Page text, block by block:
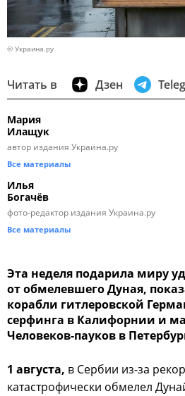
© Украина.ру
Читать в Дзен
Мария
Илащук
автор издания Украина.ру
Все материалы
Илья
Богачёв
фото-редактор издания Украина.ру
Все материалы
Эта неделя подарила миру
от обмелевшего Дуная,
корабли гитлеровской
серфинга в Калифорнии и
Человеков-пауков в
1 августа, в Сербии из-за
катастрофически обмелел